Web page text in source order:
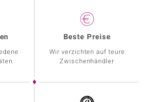
Beste Preise
Wir verzichten auf teure
Zwischenhändler